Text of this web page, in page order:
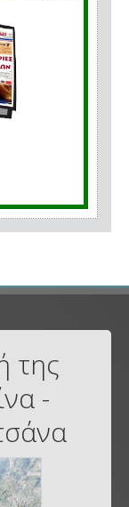
της
-